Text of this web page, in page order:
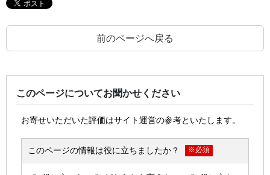
前のページへ戻る
このページについてお聞かせください